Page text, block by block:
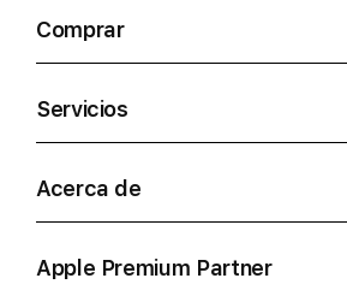
Comprar
Servicios
Acerca de
Apple Premium Partner